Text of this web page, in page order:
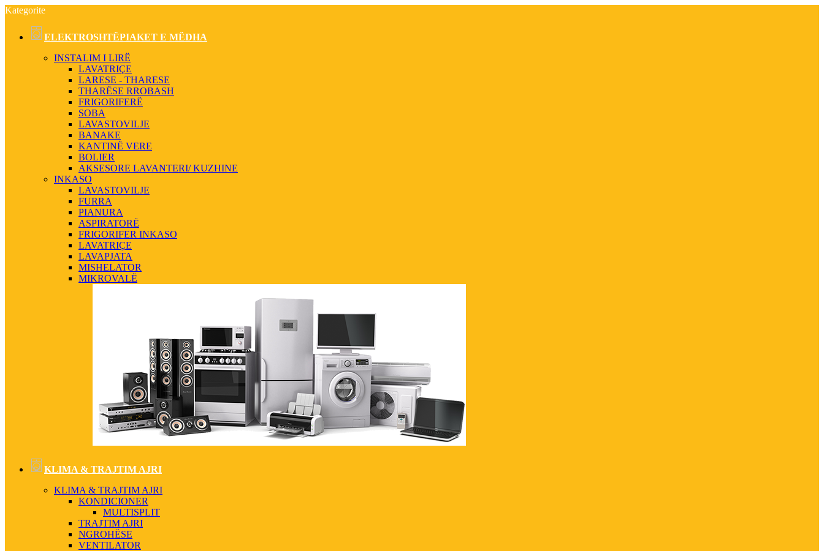
Kategorite
ELEKTROSHTËPIAKET E MËDHA
INSTALIM I LIRË
LAVATRIÇE
LARESE - THARESE
THARËSE RROBASH
FRIGORIFERË
SOBA
LAVASTOVILJE
BANAKE
KANTINË VERE
BOLIER
AKSESORE LAVANTERI/ KUZHINE
INKASO
LAVASTOVILJE
FURRA
PIANURA
ASPIRATORË
FRIGORIFER INKASO
LAVATRIÇE
LAVAPJATA
MISHELATOR
MIKROVALË
KLIMA & TRAJTIM AJRI
KLIMA & TRAJTIM AJRI
KONDICIONER
MULTISPLIT
TRAJTIM AJRI
NGROHËSE
VENTILATOR